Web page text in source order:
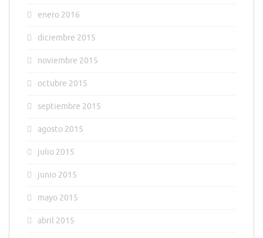
enero 2016
diciembre 2015
noviembre 2015
octubre 2015
septiembre 2015
agosto 2015
julio 2015
junio 2015
mayo 2015
abril 2015